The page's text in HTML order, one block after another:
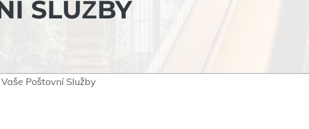
SLUŽBY
Poštovní Služby